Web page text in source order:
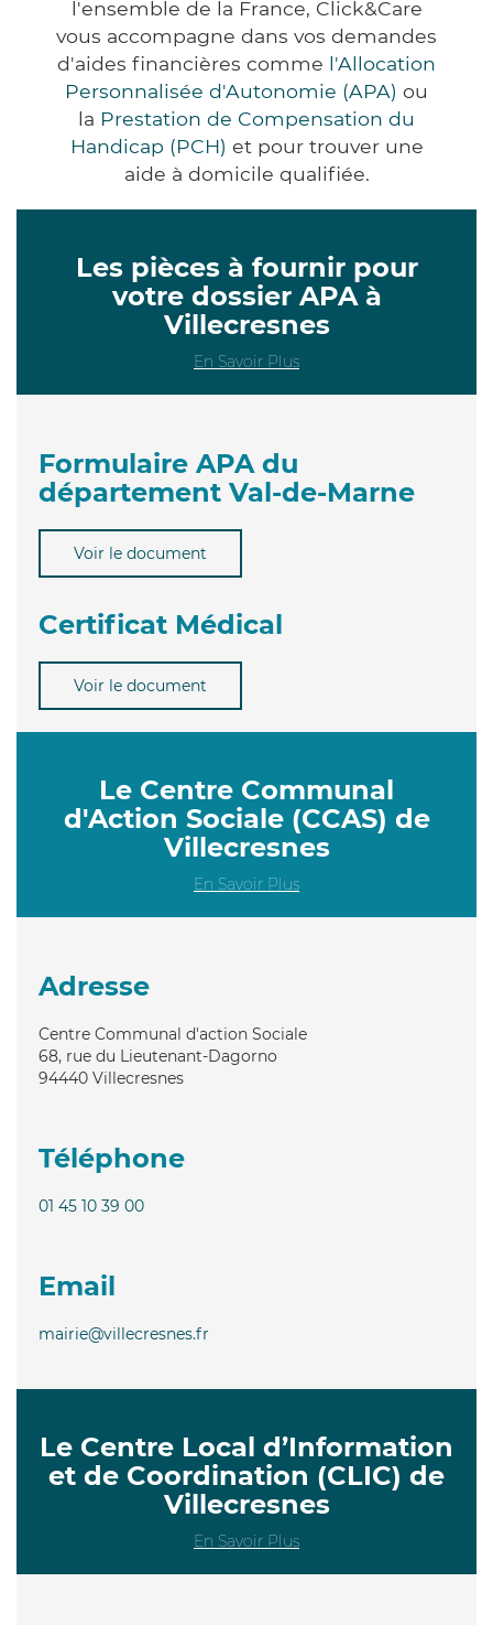
l'ensemble de la France, Click&Care
vous accompagne dans vos demandes
d'aides financières comme l'Allocation
Personnalisée d'Autonomie (APA) ou
la Prestation de Compensation du
Handicap (PCH) et pour trouver une
aide à domicile qualifiée.
Les pièces à fournir pour
votre dossier APA à
Villecresnes
En Savoir Plus
Formulaire APA du
département Val-de-Marne
Voir le document
Certificat Médical
Voir le document
Le Centre Communal
d'Action Sociale (CCAS) de
Villecresnes
En Savoir Plus
Adresse
Centre Communal d'action Sociale
68, rue du Lieutenant-Dagorno
94440 Villecresnes
Téléphone
01 45 10 39 00
Email
mairie@villecresnes.fr
Le Centre Local d’Information
et de Coordination (CLIC) de
Villecresnes
En Savoir Plus